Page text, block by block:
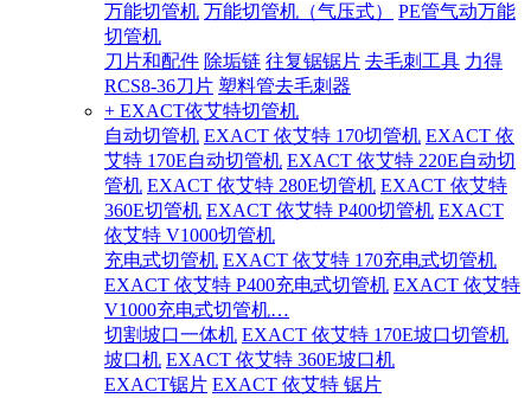
万能切管机 万能切管机（气压式）
PE管气动万能
切管机
刀片和配件 除垢链 往复锯锯片 去毛刺工具 力得
RCS8-36刀片 塑料管去毛刺器
+ EXACT依艾特切管机
自动切管机 EXACT 依艾特 170切管机 EXACT 依
艾特 170E自动切管机 EXACT 依艾特 220E自动切
管机 EXACT 依艾特 280E切管机 EXACT 依艾特
360E切管机 EXACT 依艾特 P400切管机 EXACT
依艾特 V1000切管机
充电式切管机 EXACT 依艾特 170充电式切管机
EXACT 依艾特 P400充电式切管机 EXACT 依艾特
V1000充电式切管机…
切割坡口一体机 EXACT 依艾特 170E坡口切管机
坡口机 EXACT 依艾特 360E坡口机
EXACT锯片 EXACT 依艾特 锯片